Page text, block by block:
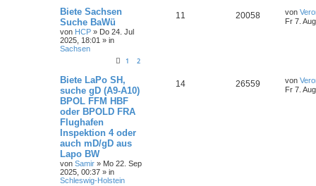
Biete Sachsen
Suche BaWü
von HCP » Do 24. Jul
2025, 18:01 » in
Sachsen
1 2
11 20058 von
Fr 7.
Biete LaPo SH,
suche gD (A9-A10)
BPOL FFM HBF
oder BPOLD FRA
Flughafen
Inspektion 4 oder
auch mD/gD aus
Lapo BW
von Samir » Mo 22. Sep
2025, 00:37 » in
Schleswig-Holstein
14 26559 von
Fr 7.